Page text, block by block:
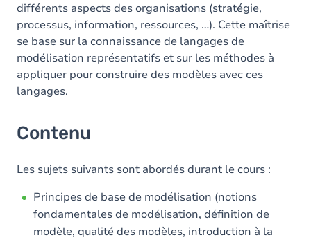
différents aspects des organisations (stratégie,
processus, information, ressources, …). Cette maîtrise
se base sur la connaissance de langages de
modélisation représentatifs et sur les méthodes à
appliquer pour construire des modèles avec ces
langages.
Contenu
Les sujets suivants sont abordés durant le cours :
Principes de base de modélisation (notions
fondamentales de modélisation, définition de
modèle, qualité des modèles, introduction à la